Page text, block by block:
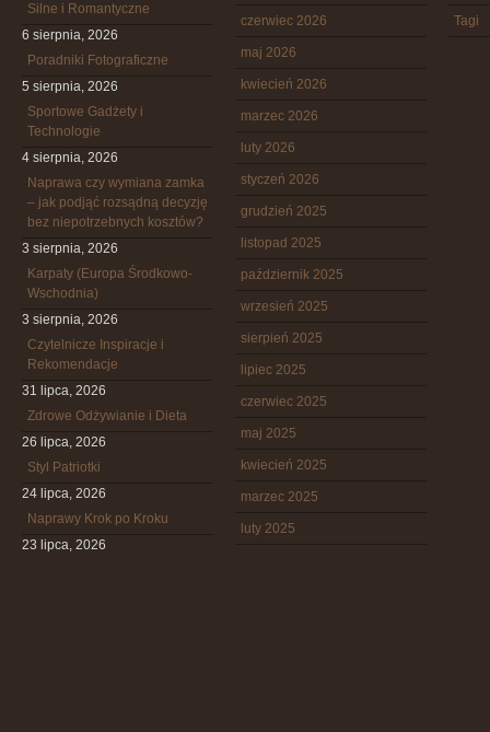
Silne i Romantyczne
6 sierpnia, 2026
Poradniki Fotograficzne
5 sierpnia, 2026
Sportowe Gadżety i
Technologie
4 sierpnia, 2026
Naprawa czy wymiana zamka
– jak podjąć rozsądną decyzję
bez niepotrzebnych kosztów?
3 sierpnia, 2026
Karpaty (Europa Środkowo-
Wschodnia)
3 sierpnia, 2026
Czytelnicze Inspiracje i
Rekomendacje
31 lipca, 2026
Zdrowe Odżywianie i Dieta
26 lipca, 2026
Styl Patriotki
24 lipca, 2026
Naprawy Krok po Kroku
23 lipca, 2026
czerwiec 2026
maj 2026
kwiecień 2026
marzec 2026
luty 2026
styczeń 2026
grudzień 2025
listopad 2025
październik 2025
wrzesień 2025
sierpień 2025
lipiec 2025
czerwiec 2025
maj 2025
kwiecień 2025
marzec 2025
luty 2025
Tagi